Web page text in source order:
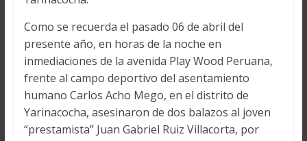
Como se recuerda el pasado 06 de abril del
presente año, en horas de la noche en
inmediaciones de la avenida Play Wood Peruana,
frente al campo deportivo del asentamiento
humano Carlos Acho Mego, en el distrito de
Yarinacocha, asesinaron de dos balazos al joven
“prestamista” Juan Gabriel Ruiz Villacorta, por